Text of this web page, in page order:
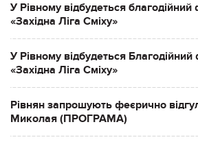
У Рівному відбудеться
«Західна Ліга Сміху»
У Рівному відбудеться
«Західна Ліга Сміху»
Рівнян запрошують феєрично
Миколая (ПРОГРАМА)